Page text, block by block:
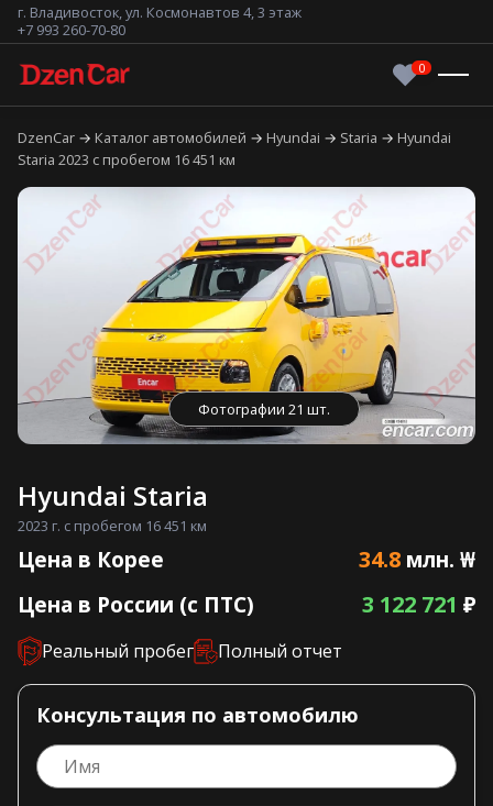
г. Владивосток, ул. Космонавтов 4, 3 этаж
+7 993 260-70-80
DzenCar Каталог автомобилей Hyundai Staria
Hyundai
Staria 2023 с пробегом 16 451 км
Фотографии 21 шт.
Hyundai Staria
2023 г. с пробегом 16 451 км
Цена в Корее 34.8 млн. ₩
Цена в России (с ПТС)
3 122 721 ₽
Реальный пробег Полный отчет
Консультация по автомобилю